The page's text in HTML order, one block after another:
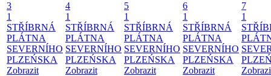
3
1
STŘÍBRNÁ
PLÁTNA
SEVERNÍHO
PLZEŃSKA
Zobrazit
4
1
STŘÍBRNÁ
PLÁTNA
SEVERNÍHO
PLZEŃSKA
Zobrazit
5
1
STŘÍBRNÁ
PLÁTNA
SEVERNÍHO
PLZEŃSKA
Zobrazit
6
1
STŘÍBRNÁ
PLÁTNA
SEVERNÍHO
PLZEŃSKA
Zobrazit
7
1